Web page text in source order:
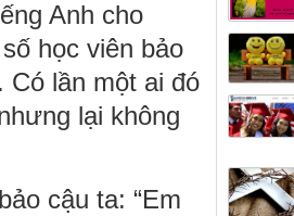
Anh cho
học viên bảo
Có lần một ai đó
lại không
cậu ta: “Em